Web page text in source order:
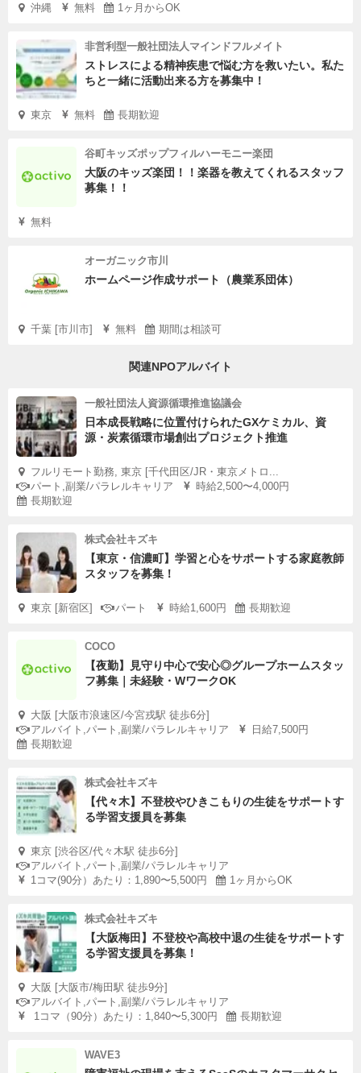
沖縄 無料 1ヶ月からOK
非営利型一般社団法人マインドフルメイト
ストレスによる精神疾患で悩む方を救いたい。私た
ちと一緒に活動出来る方を募集中！
東京 無料 長期歓迎
谷町キッズポップフィルハーモニー楽団
大阪のキッズ楽団！！楽器を教えてくれるスタッフ
募集！！
無料
オーガニック市川
ホームページ作成サポート（農業系団体）
千葉 [市川市] 無料 期間は相談可
関連NPOアルバイト
一般社団法人資源循環推進協議会
日本成長戦略に位置付けられたGXケミカル、資
源・炭素循環市場創出プロジェクト推進
フルリモート勤務, 東京 [千代田区/JR・東京メトロ...
パート,副業/パラレルキャリア
時給2,500〜4,000円
長期歓迎
株式会社キズキ
【東京・信濃町】学習と心をサポートする家庭教師
スタッフを募集！
東京 [新宿区] パート 時給1,600円 長期歓迎
COCO
【夜勤】見守り中心で安心◎グループホームスタッ
フ募集｜未経験・WワークOK
大阪 [大阪市浪速区/今宮戎駅 徒歩6分]
アルバイト,パート,副業/パラレルキャリア
日給7,500円
長期歓迎
株式会社キズキ
【代々木】不登校やひきこもりの生徒をサポートす
る学習支援員を募集
東京 [渋谷区/代々木駅 徒歩6分]
アルバイト,パート,副業/パラレルキャリア
1コマ(90分）あたり：1,890〜5,500円
1ヶ月からOK
株式会社キズキ
【大阪梅田】不登校や高校中退の生徒をサポートす
る学習支援員を募集！
大阪 [大阪市/梅田駅 徒歩9分]
アルバイト,パート,副業/パラレルキャリア
1コマ（90分）あたり：1,840〜5,300円
長期歓迎
WAVE3